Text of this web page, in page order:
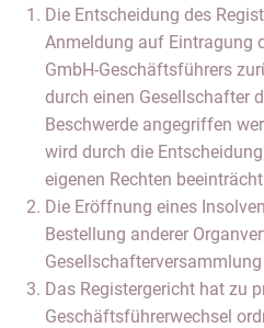
Die Entscheidung des
Anmeldung auf Eintragung
GmbH-Geschäftsführers
durch einen Gesellschafter
Beschwerde angegriffen
wird durch die
eigenen Rechten
Die Eröffnung eines
Bestellung anderer
Das Registergericht hat zu
Geschäftsführerwechsel